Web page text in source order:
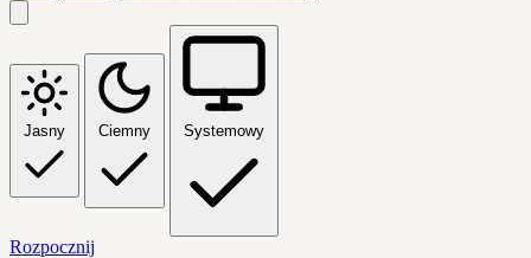
Jasny Ciemny Systemowy
Rozpocznij